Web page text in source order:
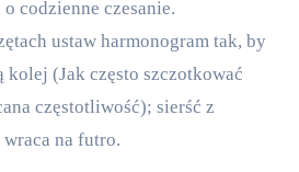
codzienne czesanie.
ustaw harmonogram tak, by
kolej (Jak często szczotkować
częstotliwość); sierść z
na futro.